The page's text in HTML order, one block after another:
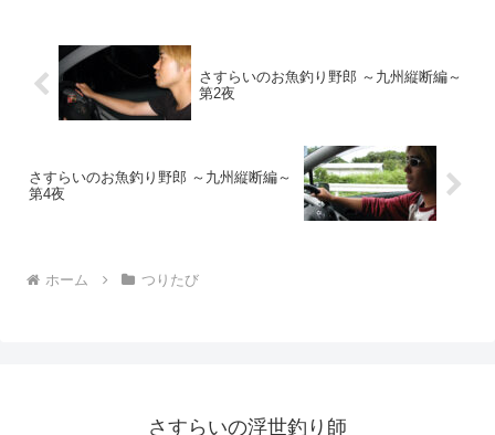
さすらいのお魚釣り野郎 ～九州縦断編～
第2夜
さすらいのお魚釣り野郎 ～九州縦断編～
第4夜
ホーム つりたび
さすらいの浮世釣り師